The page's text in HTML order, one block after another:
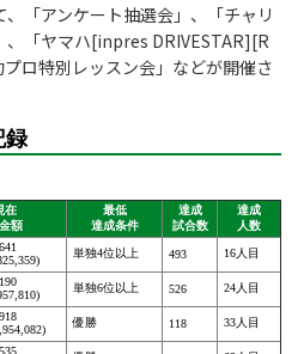
、「アンケート抽選会」、「チャリ
、「ヤマハ[inpres DRIVESTAR][R
ロ特別レッスン会」などが開催さ